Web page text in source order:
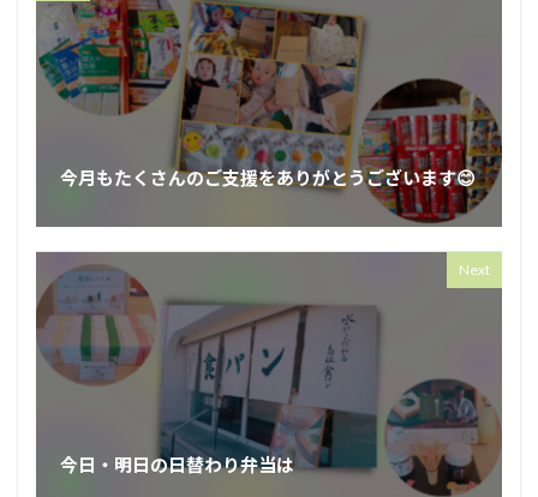
今月もたくさんのご支援をありがとうございます😊⁡
Next
今日・明日の日替わり弁当は⁡⁡